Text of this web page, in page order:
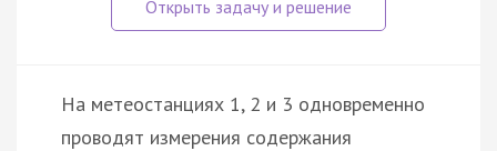
На метеостанциях 1, 2 и 3 одновременно
проводят измерения содержания